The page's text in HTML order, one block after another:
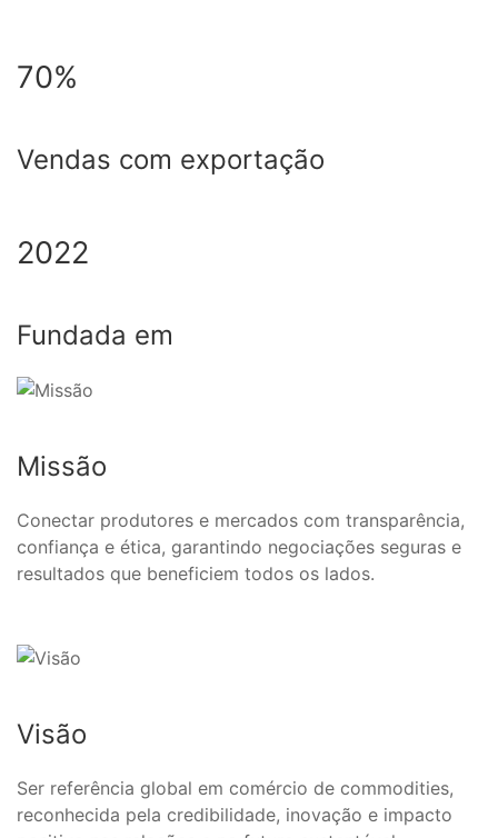
70%
Vendas com exportação
2022
Fundada em
Missão
Conectar produtores e mercados com transparência,
confiança e ética, garantindo negociações seguras e
resultados que beneficiem todos os lados.
Visão
Ser referência global em comércio de commodities,
reconhecida pela credibilidade, inovação e impacto